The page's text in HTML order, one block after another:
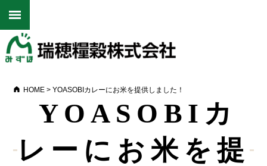
HOME >YOASOBIカレーにお米を提供しました！
YOASOBIカ
レーにお米を提